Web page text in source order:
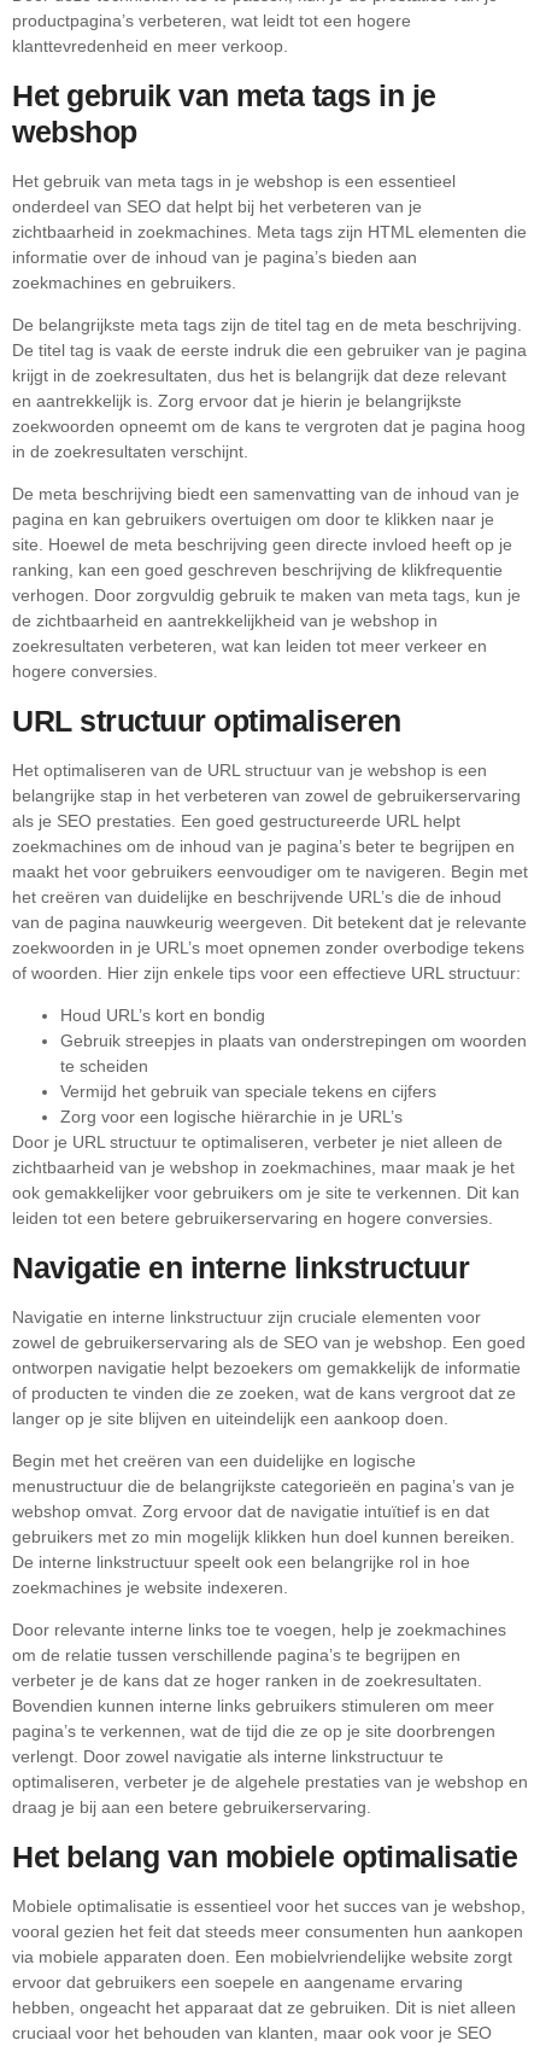
productpagina’s verbeteren, wat leidt tot een hogere
klanttevredenheid en meer verkoop.
Het gebruik van meta tags in je
webshop
Het gebruik van meta tags in je webshop is een essentieel
onderdeel van SEO dat helpt bij het verbeteren van je
zichtbaarheid in zoekmachines. Meta tags zijn HTML elementen die
informatie over de inhoud van je pagina’s bieden aan
zoekmachines en gebruikers.
De belangrijkste meta tags zijn de titel tag en de meta beschrijving.
De titel tag is vaak de eerste indruk die een gebruiker van je pagina
krijgt in de zoekresultaten, dus het is belangrijk dat deze relevant
en aantrekkelijk is. Zorg ervoor dat je hierin je belangrijkste
zoekwoorden opneemt om de kans te vergroten dat je pagina hoog
in de zoekresultaten verschijnt.
De meta beschrijving biedt een samenvatting van de inhoud van je
pagina en kan gebruikers overtuigen om door te klikken naar je
site. Hoewel de meta beschrijving geen directe invloed heeft op je
ranking, kan een goed geschreven beschrijving de klikfrequentie
verhogen. Door zorgvuldig gebruik te maken van meta tags, kun je
de zichtbaarheid en aantrekkelijkheid van je webshop in
zoekresultaten verbeteren, wat kan leiden tot meer verkeer en
hogere conversies.
URL structuur optimaliseren
Het optimaliseren van de URL structuur van je webshop is een
belangrijke stap in het verbeteren van zowel de gebruikerservaring
als je SEO prestaties. Een goed gestructureerde URL helpt
zoekmachines om de inhoud van je pagina’s beter te begrijpen en
maakt het voor gebruikers eenvoudiger om te navigeren. Begin met
het creëren van duidelijke en beschrijvende URL’s die de inhoud
van de pagina nauwkeurig weergeven. Dit betekent dat je relevante
zoekwoorden in je URL’s moet opnemen zonder overbodige tekens
of woorden. Hier zijn enkele tips voor een effectieve URL structuur:
Houd URL’s kort en bondig
Gebruik streepjes in plaats van onderstrepingen om woorden
te scheiden
Vermijd het gebruik van speciale tekens en cijfers
Zorg voor een logische hiërarchie in je URL’s
Door je URL structuur te optimaliseren, verbeter je niet alleen de
zichtbaarheid van je webshop in zoekmachines, maar maak je het
ook gemakkelijker voor gebruikers om je site te verkennen. Dit kan
leiden tot een betere gebruikerservaring en hogere conversies.
Navigatie en interne linkstructuur
Navigatie en interne linkstructuur zijn cruciale elementen voor
zowel de gebruikerservaring als de SEO van je webshop. Een goed
ontworpen navigatie helpt bezoekers om gemakkelijk de informatie
of producten te vinden die ze zoeken, wat de kans vergroot dat ze
langer op je site blijven en uiteindelijk een aankoop doen.
Begin met het creëren van een duidelijke en logische
menustructuur die de belangrijkste categorieën en pagina’s van je
webshop omvat. Zorg ervoor dat de navigatie intuïtief is en dat
gebruikers met zo min mogelijk klikken hun doel kunnen bereiken.
De interne linkstructuur speelt ook een belangrijke rol in hoe
zoekmachines je website indexeren.
Door relevante interne links toe te voegen, help je zoekmachines
om de relatie tussen verschillende pagina’s te begrijpen en
verbeter je de kans dat ze hoger ranken in de zoekresultaten.
Bovendien kunnen interne links gebruikers stimuleren om meer
pagina’s te verkennen, wat de tijd die ze op je site doorbrengen
verlengt. Door zowel navigatie als interne linkstructuur te
optimaliseren, verbeter je de algehele prestaties van je webshop en
draag je bij aan een betere gebruikerservaring.
Het belang van mobiele optimalisatie
Mobiele optimalisatie is essentieel voor het succes van je webshop,
vooral gezien het feit dat steeds meer consumenten hun aankopen
via mobiele apparaten doen. Een mobielvriendelijke website zorgt
ervoor dat gebruikers een soepele en aangename ervaring
hebben, ongeacht het apparaat dat ze gebruiken. Dit is niet alleen
cruciaal voor het behouden van klanten, maar ook voor je SEO